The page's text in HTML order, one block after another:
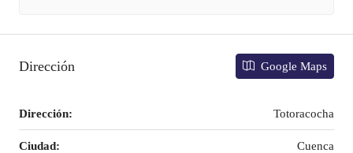
Dirección Google Maps
Dirección: Totoracocha
Ciudad: Cuenca